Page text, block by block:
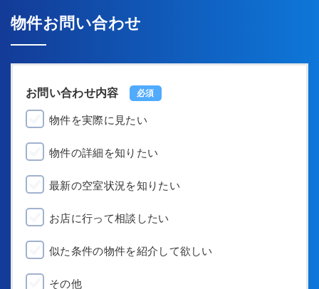
物件お問い合わせ